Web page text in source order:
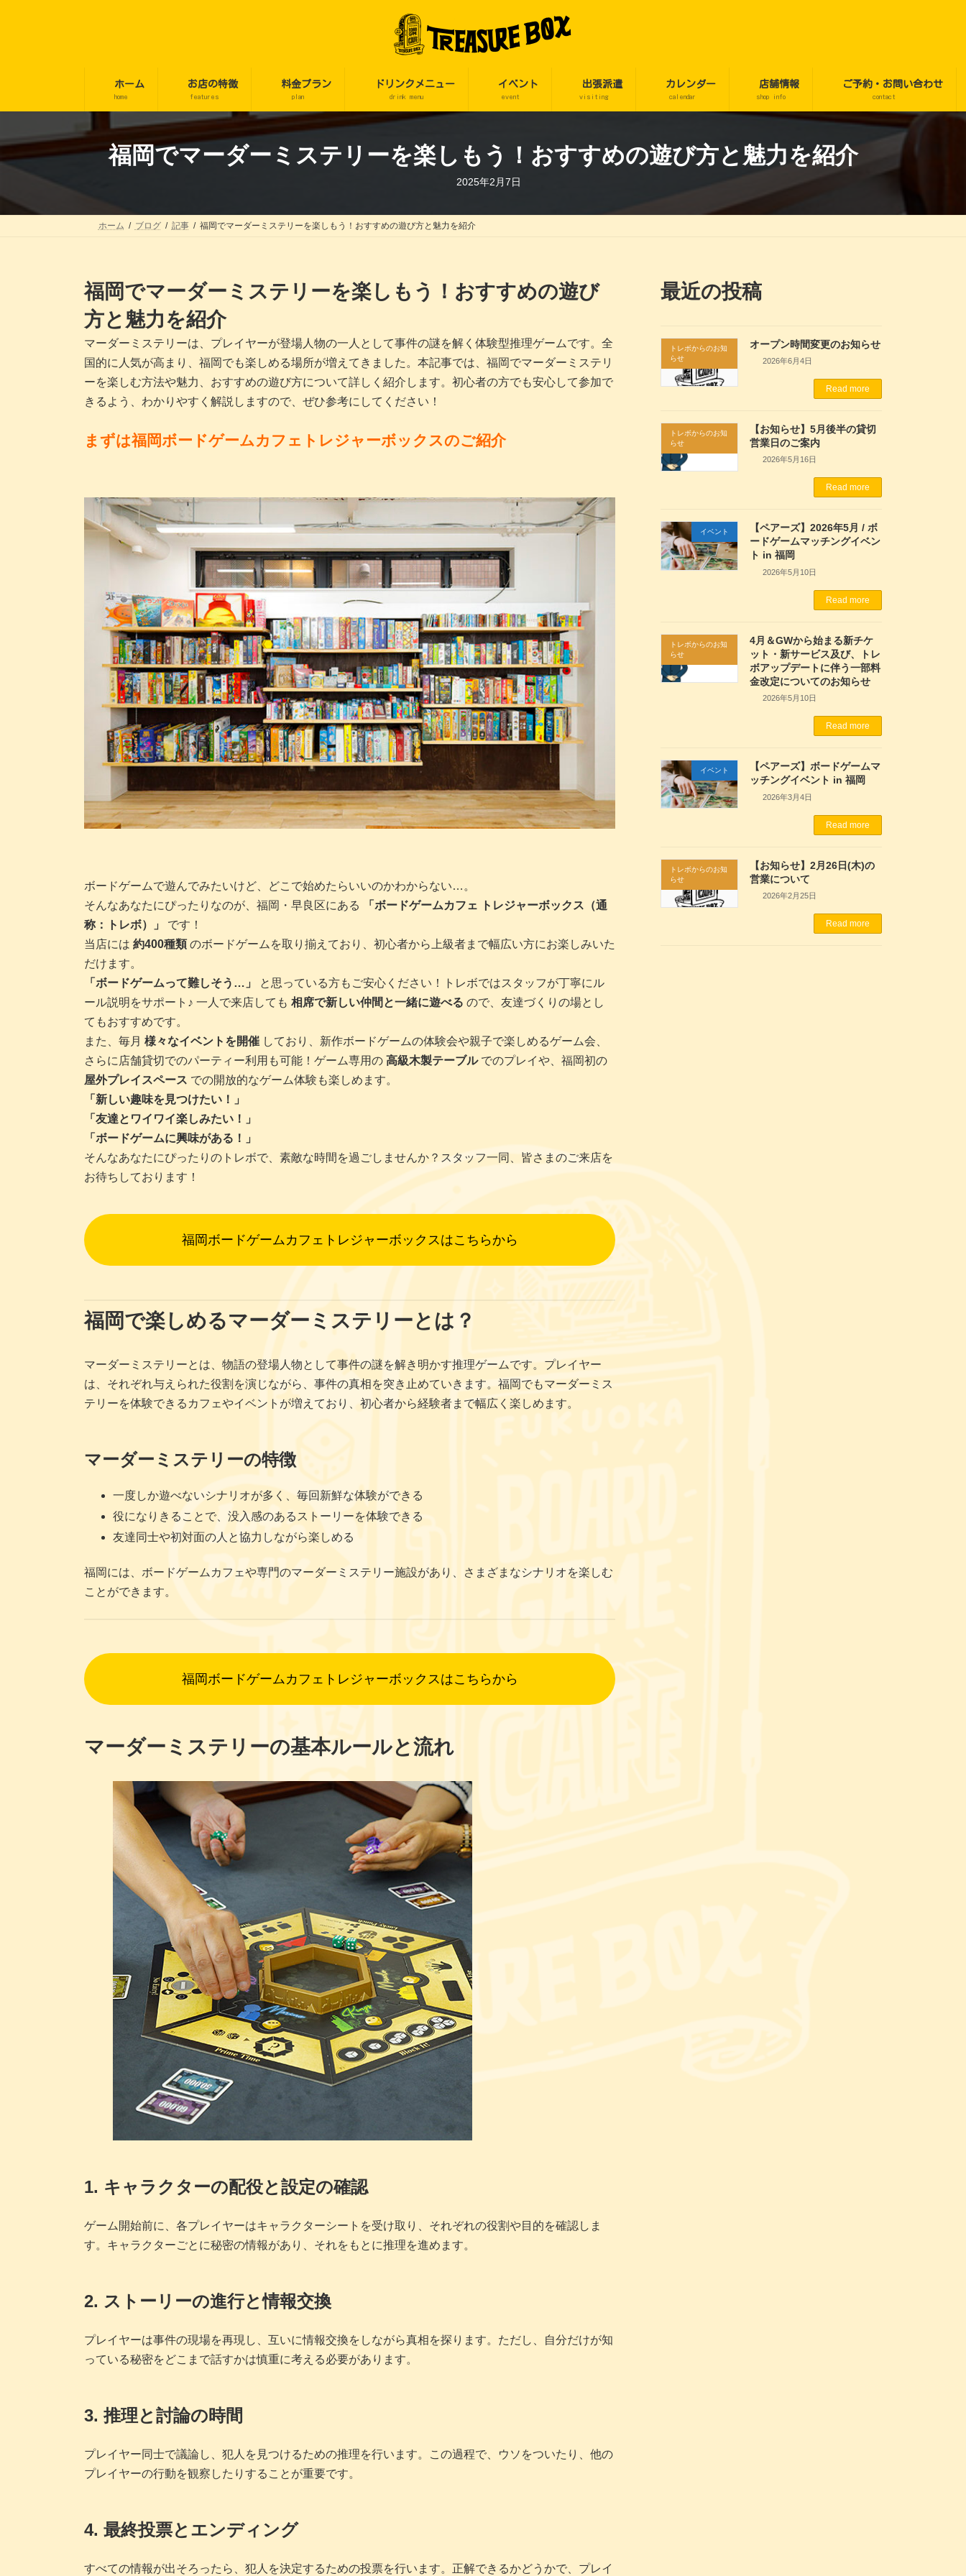
キ
プ
に
動
ホーム
home
お店の特徴
features
料金プラン
plan
ドリンクメニュー
drink menu
イベント
event
出張派遣
visiting
カレンダー
calendar
店舗情報
shop info
ご予約・お問い合わせ
contact
福岡でマーダーミステリーを楽しもう！おすすめの遊び方と魅力を紹介
2025年2月7日
ホーム ブログ 記事 福岡でマーダーミステリーを楽しもう！おすすめの遊び方と魅力を紹介
福岡でマーダーミステリーを楽しもう！おすすめの遊び
方と魅力を紹介
マーダーミステリーは、プレイヤーが登場人物の一人として事件の謎を解く体験型推理ゲームです。全
国的に人気が高まり、福岡でも楽しめる場所が増えてきました。本記事では、福岡でマーダーミステリ
ーを楽しむ方法や魅力、おすすめの遊び方について詳しく紹介します。初心者の方でも安心して参加で
きるよう、わかりやすく解説しますので、ぜひ参考にしてください！
まずは福岡ボードゲームカフェトレジャーボックスのご紹介
ボードゲームで遊んでみたいけど、どこで始めたらいいのかわからない…。
そんなあなたにぴったりなのが、福岡・早良区にある
「ボードゲームカフェ トレジャーボックス（通
称：トレボ）」
です！
当店には 約400種類のボードゲームを取り揃えており、初心者から上級者まで幅広い方にお楽しみいた
だけます。
「ボードゲームって難しそう…」
と思っている方もご安心ください！トレボではスタッフが丁寧にル
ール説明をサポート♪ 一人で来店しても 相席で新しい仲間と一緒に遊べる ので、友達づくりの場とし
てもおすすめです。
また、毎月 様々なイベントを開催 しており、新作ボードゲームの体験会や親子で楽しめるゲーム会、
さらに店舗貸切でのパーティー利用も可能！ゲーム専用の 高級木製テーブルでのプレイや、福岡初の
屋外プレイスペース での開放的なゲーム体験も楽しめます。
「新しい趣味を見つけたい！」
「友達とワイワイ楽しみたい！」
「ボードゲームに興味がある！」
そんなあなたにぴったりのトレボで、素敵な時間を過ごしませんか？スタッフ一同、皆さまのご来店を
お待ちしております！
福岡ボードゲームカフェトレジャーボックスはこちらから
福岡で楽しめるマーダーミステリーとは？
マーダーミステリーとは、物語の登場人物として事件の謎を解き明かす推理ゲームです。プレイヤー
は、それぞれ与えられた役割を演じながら、事件の真相を突き止めていきます。福岡でもマーダーミス
テリーを体験できるカフェやイベントが増えており、初心者から経験者まで幅広く楽しめます。
マーダーミステリーの特徴
一度しか遊べないシナリオが多く、毎回新鮮な体験ができる
役になりきることで、没入感のあるストーリーを体験できる
友達同士や初対面の人と協力しながら楽しめる
福岡には、ボードゲームカフェや専門のマーダーミステリー施設があり、さまざまなシナリオを楽しむ
ことができます。
福岡ボードゲームカフェトレジャーボックスはこちらから
マーダーミステリーの基本ルールと流れ
1. キャラクターの配役と設定の確認
ゲーム開始前に、各プレイヤーはキャラクターシートを受け取り、それぞれの役割や目的を確認しま
す。キャラクターごとに秘密の情報があり、それをもとに推理を進めます。
2. ストーリーの進行と情報交換
プレイヤーは事件の現場を再現し、互いに情報交換をしながら真相を探ります。ただし、自分だけが知
っている秘密をどこまで話すかは慎重に考える必要があります。
3. 推理と討論の時間
プレイヤー同士で議論し、犯人を見つけるための推理を行います。この過程で、ウソをついたり、他の
プレイヤーの行動を観察したりすることが重要です。
4. 最終投票とエンディング
すべての情報が出そろったら、犯人を決定するための投票を行います。正解できるかどうかで、プレイ
最近の投稿
トレボからのお知
らせ
オープン時間変更のお知らせ
2026年6月4日
Read more
トレボからのお知
らせ
【お知らせ】5月後半の貸切
営業日のご案内
2026年5月16日
Read more
イベント
【ペアーズ】2026年5月 / ボ
ードゲームマッチングイベン
ト in 福岡
2026年5月10日
Read more
トレボからのお知
らせ
4月＆GWから始まる新チケ
ット・新サービス及び、トレ
ボアップデートに伴う一部料
金改定についてのお知らせ
2026年5月10日
Read more
イベント
【ペアーズ】ボードゲームマ
ッチングイベント in 福岡
2026年3月4日
Read more
トレボからのお知
らせ
【お知らせ】2月26日(木)の
営業について
2026年2月25日
Read more